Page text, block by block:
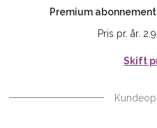
Premium
Pris pr. år.
Skift